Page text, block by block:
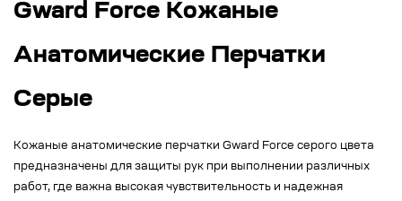
Gward Force Кожаные
Анатомические Перчатки
Серые
Кожаные анатомические перчатки Gward Force серого цвета
предназначены для защиты рук при выполнении различных
работ, где важна высокая чувствительность и надежная